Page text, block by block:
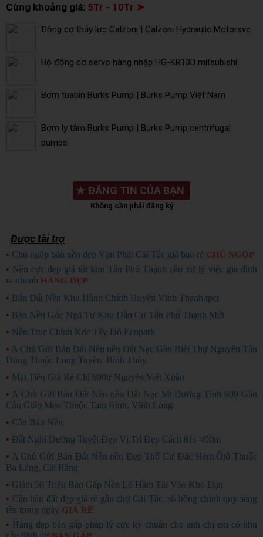
Cùng khoảng giá: 5Tr - 10Tr ➤
Động cơ thủy lực Calzoni | Calzoni Hydraulic Motorsvc
Bộ động cơ servo hàng nhập HG-KR13D mitsubishi
Bơm tuabin Burks Pump | Burks Pump Việt Nam
Bơm ly tâm Burks Pump | Burks Pump centrifugal
pumps
★ ĐĂNG TIN CỦA BẠN
Không cần phải đăng ký
Được tài trợ
• Chủ ngộp bán nền đẹp Vạn Phát Cái Tắc giá bao rẻ CHỦ NGỘP
• Nền cực đẹp giá tốt khu Tân Phú Thạnh cần xử lý việc gia đình
ra nhanh HÀNG ĐẸP
• Bán Đất Nền Khu Hành Chính Huyện Vĩnh Thạnh.tpct
• Bán Nền Góc Ngã Tư Khu Dân Cư Tân Phú Thạnh Mới
• Nền Trục Chính Kdc Tây Đô Ecopark
• A Chủ Gửi Bán Đất Nền nền Đất Nạc Gần Biệt Thự Nguyễn Tấn
Dũng Thuộc Long Tuyền, Bình Thủy
• Mặt Tiền Giá Rẻ Chỉ 690tr Nguyễn Viết Xuân
• A Chủ Gửi Bán Đất Nền nền Đất Nạc Mt Đường Tỉnh 909 Gần
Cầu Giáo Mẹo Thuộc Tam Bình, Vĩnh Long
• Cần Bán Nền
• Đất Nghĩ Dưỡng Tuyệt Đẹp Vị Trí Đẹp Cách 61c 400m
• A Chủ Gửi Bán Đất Nền nền Đẹp Thổ Cư Đặc Hẻm Ôtô Thuộc
Ba Láng, Cái Răng
• Giảm 50 Triệu Bán Gấp Nền Lộ Hầm Tài Vào Kho Đạn
• Cần bán đất đẹp giá rẻ gần chợ Cái Tắc, sổ hồng chính quy sang
tên trong ngày GIÁ RẺ
• Hàng đẹp bán gấp pháp lý cực kỳ chuẩn cho anh chị em có nhu